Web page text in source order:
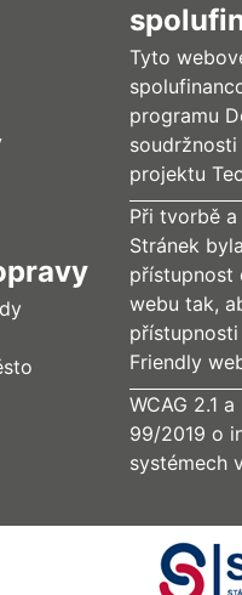
Tyto
programu
projektu
Při tvorbě
Stránek
přístupnost
webu tak,
Friendly
WCAG 2.1
99/2019 o
systémech